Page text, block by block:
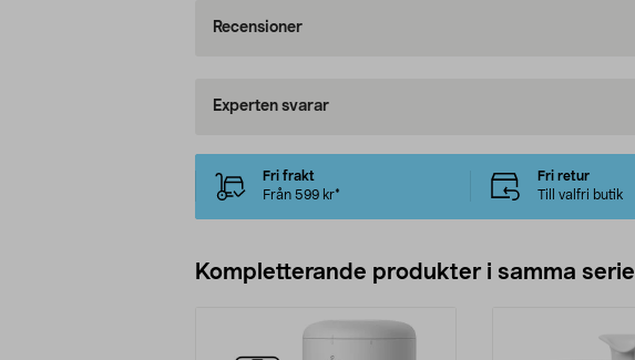
Recensioner
Experten svarar
Fri frakt
Från 599 kr*
Fri retur
Till valfri butik
Kompletterande produkter i samma serie